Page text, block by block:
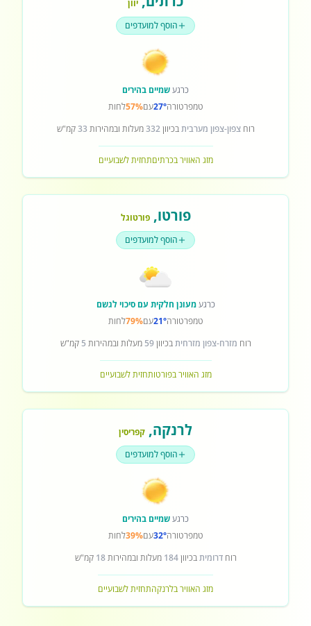
יוון
הוסף למועדפים
כרגעשמיים בהירים
טמפרטורה27°עם57%לחות
רוחצפון-צפון מערביתבכיוון332מעלות ובמהירות 33קמ"ש
מזג האוויר בכרתיםתחזית לשבועיים
פורטו,פורטוגל
הוסף למועדפים
כרגעמעונן חלקית עם סיכוי לגשם
טמפרטורה21°עם79%לחות
רוח מזרח-צפון מזרחיתבכיוון59 מעלות ובמהירות 5 קמ"ש
מזג האוויר בפורטותחזית לשבועיים
לרנקה, קפריסין
הוסף למועדפים
כרגעשמיים בהירים
טמפרטורה32°עם39%לחות
רוחדרומיתבכיוון184 מעלות ובמהירות18 קמ"ש
מזג האוויר בלרנקהתחזית לשבועיים